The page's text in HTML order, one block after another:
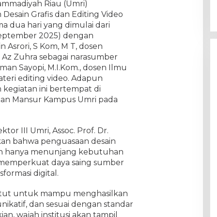
Riau (Umri)
Grafis dan Editing Video
dua hari yang dimulai dari
2025) dengan
S Kom, M T, dosen
Zuhra sebagai narasumber
Sayopi, M.I.Kom., dosen Ilmu
editing video. Adapun
kegiatan ini bertempat di
Mansur Kampus Umri pada
III Umri, Assoc. Prof. Dr.
bahwa penguasaan desain
hanya menunjang kebutuhan
daya saing sumber
digital.
untuk mampu menghasilkan
dan sesuai dengan standar
wajah institusi akan tampil